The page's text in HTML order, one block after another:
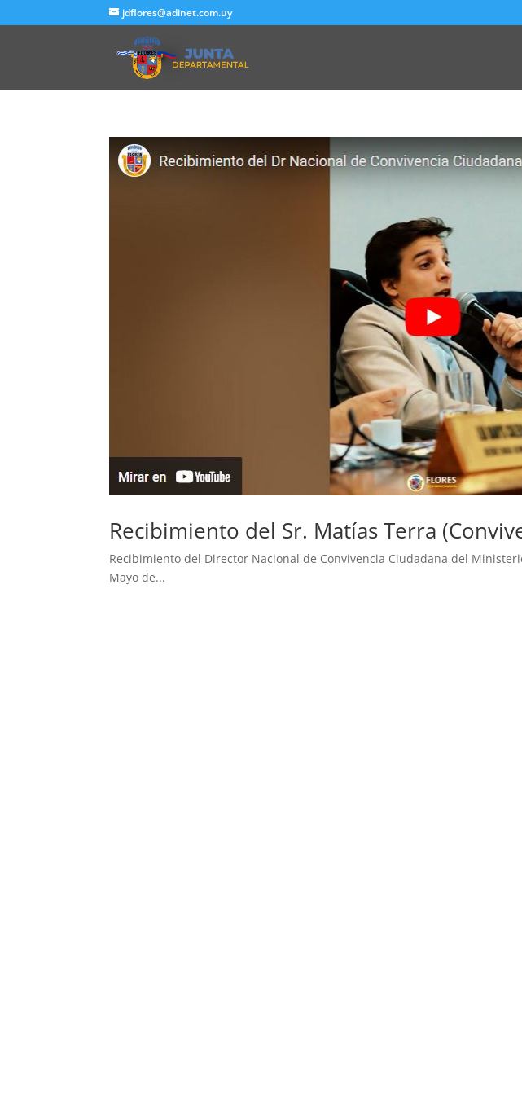
jdflores@adinet.com.uy
Recibimiento del Sr. Matías Terra
Recibimiento del Director Nacional de Convivencia Ciudadana del
Mayo de...